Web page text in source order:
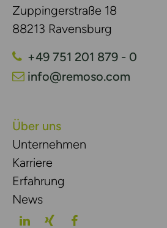
Zuppingerstraße 18
88213 Ravensburg
+49 751 201 879 - 0
info@remoso.com
Über uns
Unternehmen
Karriere
Erfahrung
News